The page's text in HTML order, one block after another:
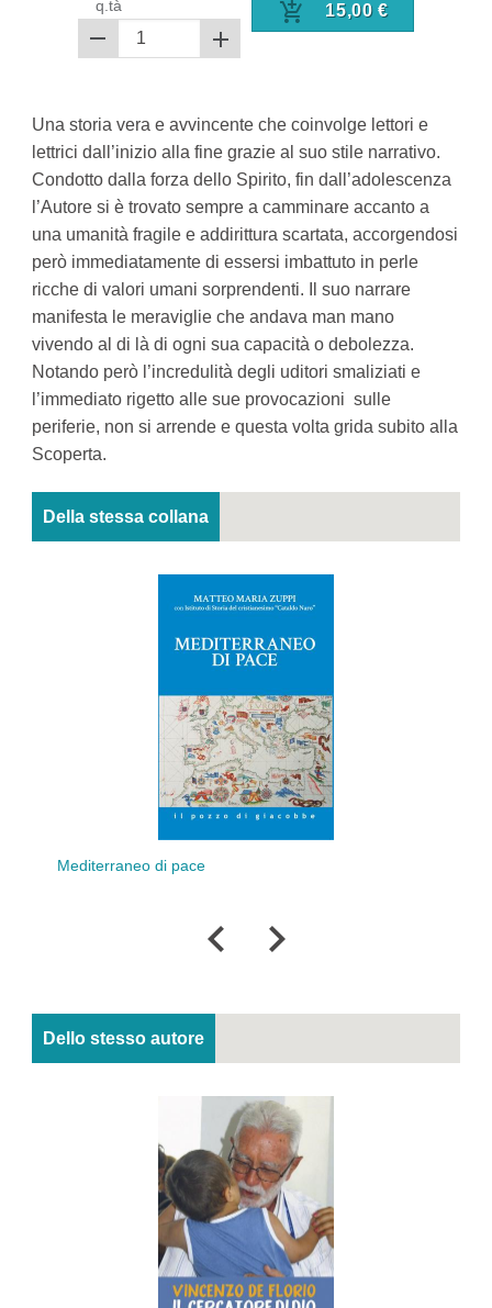
q.tà 15,00 €
Una storia vera e avvincente che coinvolge lettori e
lettrici dall’inizio alla fine grazie al suo stile narrativo.
Condotto dalla forza dello Spirito, fin dall’adolescenza
l’Autore si è trovato sempre a camminare accanto a
una umanità fragile e addirittura scartata, accorgendosi
però immediatamente di essersi imbattuto in perle
ricche di valori umani sorprendenti. Il suo narrare
manifesta le meraviglie che andava man mano
vivendo al di là di ogni sua capacità o debolezza.
Notando però l’incredulità degli uditori smaliziati e
l’immediato rigetto alle sue provocazioni sulle
periferie, non si arrende e questa volta grida subito alla
Scoperta.
Della stessa collana
di pace
Dello stesso autore